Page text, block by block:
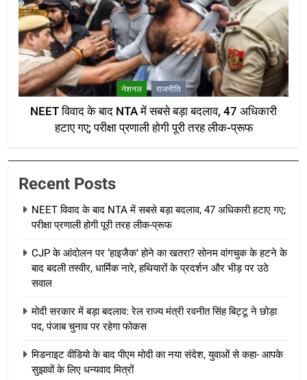
नेशनल राजनीति
NEET विवाद के बाद NTA में सबसे बड़ा बदलाव, 47 अधिकारी
हटाए गए; परीक्षा प्रणाली होगी पूरी तरह लीक-प्रूफ
Recent Posts
NEET विवाद के बाद NTA में सबसे बड़ा बदलाव, 47 अधिकारी हटाए गए;
परीक्षा प्रणाली होगी पूरी तरह लीक-प्रूफ
CJP के आंदोलन पर ‘हाइजैक’ होने का खतरा? सोनम वांगचुक के हटने के
बाद बदली तस्वीर, धार्मिक नारे, हथियारों के प्रदर्शन और भीड़ पर उठे
सवाल
मोदी सरकार में बड़ा बदलाव: रेल राज्य मंत्री रवनीत सिंह बिट्टू ने छोड़ा
पद, पंजाब चुनाव पर रहेगा फोकस
मिडनाइट वीडियो के बाद पीएम मोदी का नया संदेश, युवाओं से कहा- आपके
सुझावों के लिए धन्यवाद मित्रों